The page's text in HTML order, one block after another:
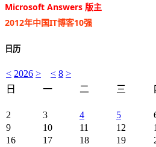
Microsoft Answers 版主
2012年中国IT博客10强
日历
< 2026 > < 8 >
日
一 二 三
2
3 4 5
9
10 11 12
16
17 18 19